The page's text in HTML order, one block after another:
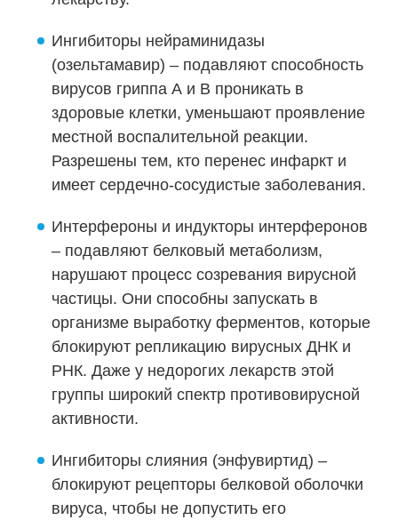
Ингибиторы нейраминидазы
(озельтамавир) – подавляют способность
вирусов гриппа А и В проникать в
здоровые клетки, уменьшают проявление
местной воспалительной реакции.
Разрешены тем, кто перенес инфаркт и
имеет сердечно-сосудистые заболевания.
Интерфероны и индукторы интерферонов
– подавляют белковый метаболизм,
нарушают процесс созревания вирусной
частицы. Они способны запускать в
организме выработку ферментов, которые
блокируют репликацию вирусных ДНК и
РНК. Даже у недорогих лекарств этой
группы широкий спектр противовирусной
активности.
Ингибиторы слияния (энфувиртид) –
блокируют рецепторы белковой оболочки
вируса, чтобы не допустить его